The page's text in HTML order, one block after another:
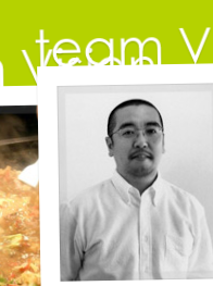
佐藤延夫
コピーライター